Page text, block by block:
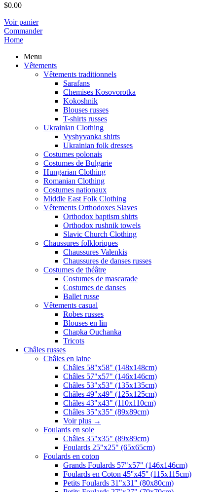
$0.00
Voir panier
Commander
Home
Menu
Vêtements
Vêtements traditionnels
Sarafans
Chemises Kosovorotka
Kokoshnik
Blouses russes
T-shirts russes
Ukrainian Clothing
Vyshyvanka shirts
Ukrainian folk dresses
Costumes polonais
Costumes de Bulgarie
Hungarian Clothing
Romanian Clothing
Costumes nationaux
Middle East Folk Clothing
Vêtements Orthodoxes Slaves
Orthodox baptism shirts
Orthodox rushnik towels
Slavic Church Clothing
Chaussures folkloriques
Chaussures Valenkis
Chaussures de danses russes
Costumes de théâtre
Costumes de mascarade
Costumes de danses
Ballet russe
Vêtements casual
Robes russes
Blouses en lin
Chapka Ouchanka
Tricots
Châles russes
Châles en laine
Châles 58"x58" (148x148cm)
Châles 57"x57" (146x146cm)
Châles 53"x53" (135x135cm)
Châles 49"x49" (125x125cm)
Châles 43"x43" (110x110cm)
Châles 35"x35" (89x89cm)
Voir plus →
Foulards en soie
Châles 35"x35" (89x89cm)
Foulards 25"x25" (65x65cm)
Foulards en coton
Grands Foulards 57"x57" (146x146cm)
Foulards en Coton 45''x45'' (115x115cm)
Petits Foulards 31"x31" (80x80cm)